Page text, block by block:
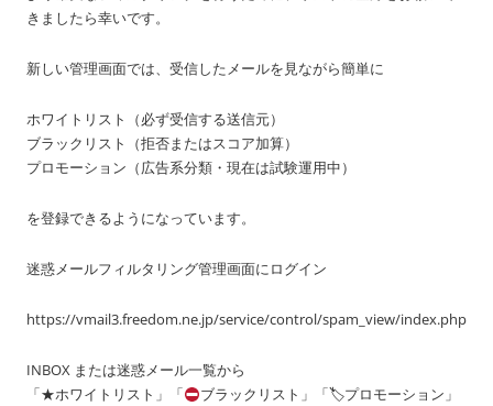
きましたら幸いです。
新しい管理画面では、受信したメールを見ながら簡単に
ホワイトリスト（必ず受信する送信元）
ブラックリスト（拒否またはスコア加算）
プロモーション（広告系分類・現在は試験運用中）
を登録できるようになっています。
迷惑メールフィルタリング管理画面にログイン
https://vmail3.freedom.ne.jp/service/control/spam_view/index.php
INBOX または迷惑メール一覧から
「★ホワイトリスト」「
ブラックリスト」「🏷プロモーション」